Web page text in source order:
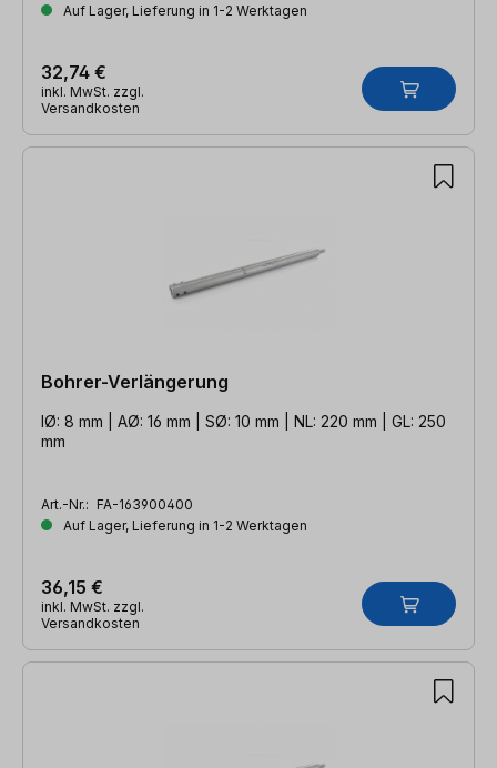
Auf Lager, Lieferung in 1-2 Werktagen
32,74 €
inkl. MwSt. zzgl.
Versandkosten
Bohrer-Verlängerung
IØ: 8 mm | AØ: 16 mm | SØ: 10 mm | NL: 220 mm | GL: 250
mm
Art.-Nr.: FA-163900400
Auf Lager, Lieferung in 1-2 Werktagen
36,15 €
inkl. MwSt. zzgl.
Versandkosten